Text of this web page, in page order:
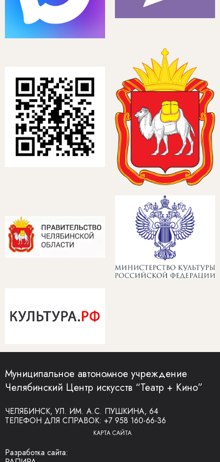
Муниципальное автономное учреждение
Челябинский Центр искусств “Театр + Кино”
ЧЕЛЯБИНСК, УЛ. ИМ. А.С. ПУШКИНА, 64
ТЕЛЕФОН ДЛЯ СПРАВОК: +7 958 160-66-36
КАРТА САЙТА
Разработка сайта: